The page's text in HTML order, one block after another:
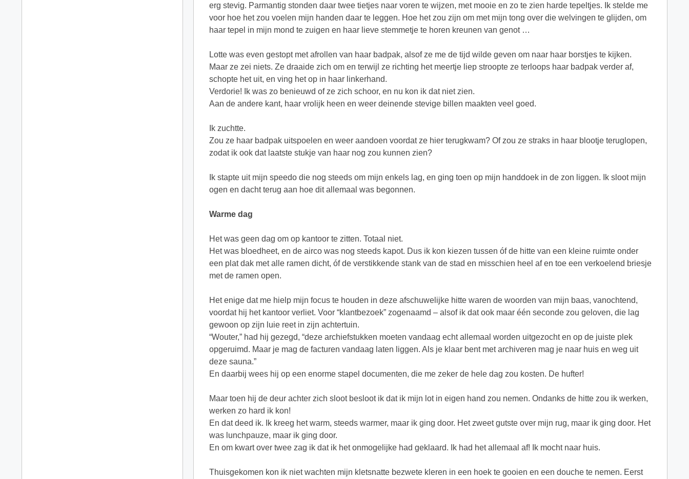
erg stevig. Parmantig stonden daar twee tietjes naar voren te wijzen, met mooie en zo te zien harde tepeltjes. Ik stelde me
voor hoe het zou voelen mijn handen daar te leggen. Hoe het zou zijn om met mijn tong over die welvingen te glijden, om
haar tepel in mijn mond te zuigen en haar lieve stemmetje te horen kreunen van genot …
Lotte was even gestopt met afrollen van haar badpak, alsof ze me de tijd wilde geven om naar haar borstjes te kijken.
Maar ze zei niets. Ze draaide zich om en terwijl ze richting het meertje liep stroopte ze terloops haar badpak verder af,
schopte het uit, en ving het op in haar linkerhand.
Verdorie! Ik was zo benieuwd of ze zich schoor, en nu kon ik dat niet zien.
Aan de andere kant, haar vrolijk heen en weer deinende stevige billen maakten veel goed.
Ik zuchtte.
Zou ze haar badpak uitspoelen en weer aandoen voordat ze hier terugkwam? Of zou ze straks in haar blootje teruglopen,
zodat ik ook dat laatste stukje van haar nog zou kunnen zien?
Ik stapte uit mijn speedo die nog steeds om mijn enkels lag, en ging toen op mijn handdoek in de zon liggen. Ik sloot mijn
ogen en dacht terug aan hoe dit allemaal was begonnen.
Warme dag
Het was geen dag om op kantoor te zitten. Totaal niet.
Het was bloedheet, en de airco was nog steeds kapot. Dus ik kon kiezen tussen óf de hitte van een kleine ruimte onder
een plat dak met alle ramen dicht, óf de verstikkende stank van de stad en misschien heel af en toe een verkoelend briesje
met de ramen open.
Het enige dat me hielp mijn focus te houden in deze afschuwelijke hitte waren de woorden van mijn baas, vanochtend,
voordat hij het kantoor verliet. Voor “klantbezoek” zogenaamd – alsof ik dat ook maar één seconde zou geloven, die lag
gewoon op zijn luie reet in zijn achtertuin.
“Wouter,” had hij gezegd, “deze archiefstukken moeten vandaag echt allemaal worden uitgezocht en op de juiste plek
opgeruimd. Maar je mag de facturen vandaag laten liggen. Als je klaar bent met archiveren mag je naar huis en weg uit
deze sauna.”
En daarbij wees hij op een enorme stapel documenten, die me zeker de hele dag zou kosten. De hufter!
Maar toen hij de deur achter zich sloot besloot ik dat ik mijn lot in eigen hand zou nemen. Ondanks de hitte zou ik werken,
werken zo hard ik kon!
En dat deed ik. Ik kreeg het warm, steeds warmer, maar ik ging door. Het zweet gutste over mijn rug, maar ik ging door. Het
was lunchpauze, maar ik ging door.
En om kwart over twee zag ik dat ik het onmogelijke had geklaard. Ik had het allemaal af! Ik mocht naar huis.
Thuisgekomen kon ik niet wachten mijn kletsnatte bezwete kleren in een hoek te gooien en een douche te nemen. Eerst